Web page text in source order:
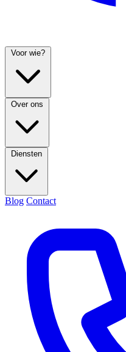
Voor wie?
Over ons
Diensten
Blog Contact